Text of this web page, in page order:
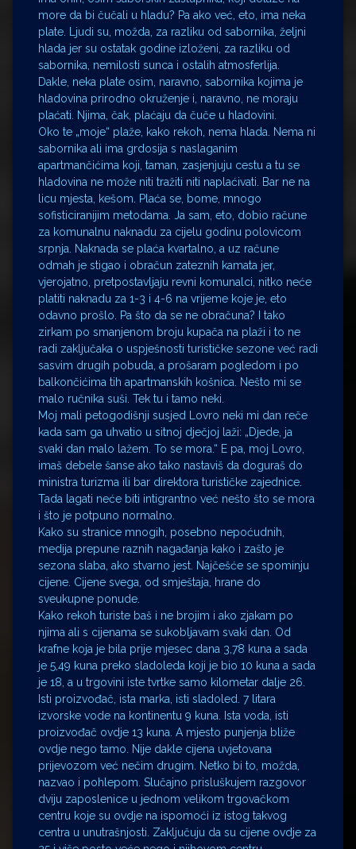
more da bi čučali u hladu? Pa ako već, eto, ima neka
plate. Ljudi su, možda, za razliku od sabornika, željni
hlada jer su ostatak godine izloženi, za razliku od
sabornika, nemilosti sunca i ostalih atmosferlija.
Dakle, neka plate osim, naravno, sabornika kojima je
hladovina prirodno okruženje i, naravno, ne moraju
plaćati. Njima, čak, plaćaju da čuče u hladovini.
Oko te „moje“ plaže, kako rekoh, nema hlada. Nema ni
sabornika ali ima grdosija s naslaganim
apartmančićima koji, taman, zasjenjuju cestu a tu se
hladovina ne može niti tražiti niti naplaćivati. Bar ne na
licu mjesta, kešom. Plaća se, bome, mnogo
sofisticiranijim metodama. Ja sam, eto, dobio račune
za komunalnu naknadu za cijelu godinu polovicom
srpnja. Naknada se plaća kvartalno, a uz račune
odmah je stigao i obračun zateznih kamata jer,
vjerojatno, pretpostavljaju revni komunalci, nitko neće
platiti naknadu za 1-3 i 4-6 na vrijeme koje je, eto
odavno prošlo. Pa što da se ne obračuna? I tako
zirkam po smanjenom broju kupača na plaži i to ne
radi zaključaka o uspješnosti turističke sezone već radi
sasvim drugih pobuda, a prošaram pogledom i po
balkončićima tih apartmanskih košnica. Nešto mi se
malo ručnika suši. Tek tu i tamo neki.
Moj mali petogodišnji susjed Lovro neki mi dan reče
kada sam ga uhvatio u sitnoj dječjoj laži: „Djede, ja
svaki dan malo lažem. To se mora.“ E pa, moj Lovro,
imaš debele šanse ako tako nastaviš da doguraš do
ministra turizma ili bar direktora turističke zajednice.
Tada lagati neće biti intigrantno već nešto što se mora
i što je potpuno normalno.
Kako su stranice mnogih, posebno nepoćudnih,
medija prepune raznih nagađanja kako i zašto je
sezona slaba, ako stvarno jest. Najčešće se spominju
cijene. Cijene svega, od smještaja, hrane do
sveukupne ponude.
Kako rekoh turiste baš i ne brojim i ako zjakam po
njima ali s cijenama se sukobljavam svaki dan. Od
krafne koja je bila prije mjesec dana 3,78 kuna a sada
je 5,49 kuna preko sladoleda koji je bio 10 kuna a sada
je 18, a u trgovini iste tvrtke samo kilometar dalje 26.
Isti proizvođač, ista marka, isti sladoled. 7 litara
izvorske vode na kontinentu 9 kuna. Ista voda, isti
proizvođač ovdje 13 kuna. A mjesto punjenja bliže
ovdje nego tamo. Nije dakle cijena uvjetovana
prijevozom već nečim drugim. Netko bi to, možda,
nazvao i pohlepom. Slučajno prisluškujem razgovor
dviju zaposlenice u jednom velikom trgovačkom
centru koje su ovdje na ispomoći iz istog takvog
centra u unutrašnjosti. Zaključuju da su cijene ovdje za